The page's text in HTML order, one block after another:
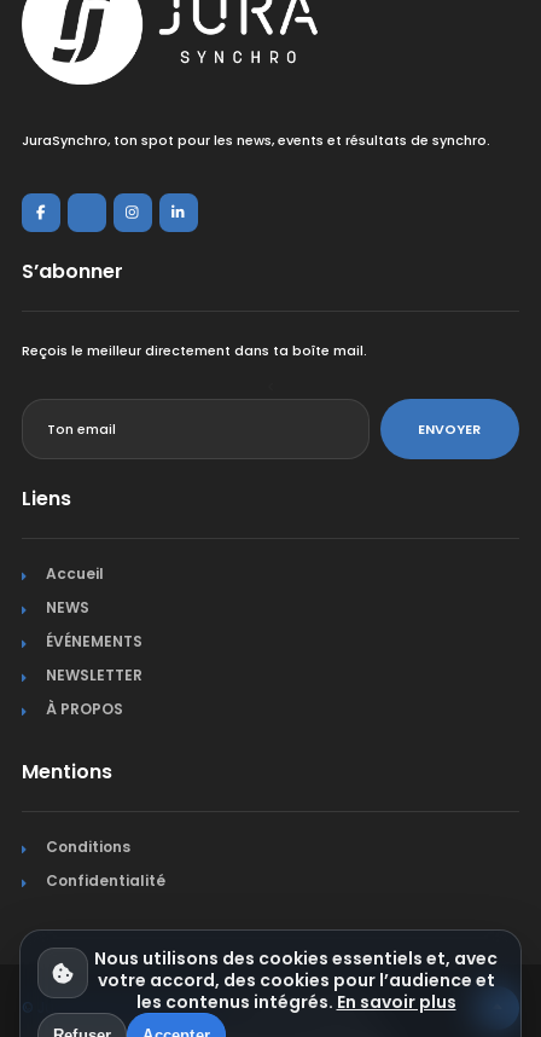
JuraSynchro, ton spot pour les news, events et résultats de synchro.
S’abonner
Reçois le meilleur directement dans ta boîte mail.
ENVOYER
Liens
Accueil
NEWS
ÉVÉNEMENTS
NEWSLETTER
À PROPOS
Mentions
Conditions
Confidentialité
© Jura Synchro 2015-2026. Tous droits réservés.
Nous utilisons des cookies essentiels et, avec
votre accord, des cookies pour l’audience et
les contenus intégrés. En savoir plus